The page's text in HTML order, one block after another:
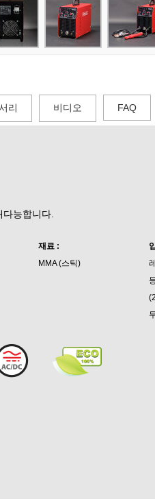
리 비디오 FAQ
능합니다.
재료 :
MMA (스틱)